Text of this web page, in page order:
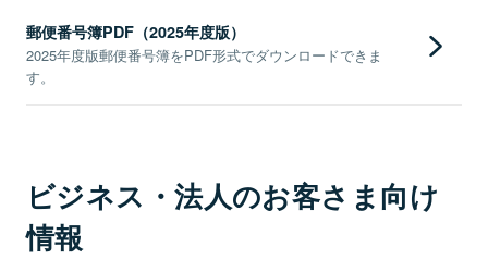
郵便番号簿PDF（2025年度版）
2025年度版郵便番号簿をPDF形式でダウンロードできま
す。
ビジネス・法人のお客さま向け
情報